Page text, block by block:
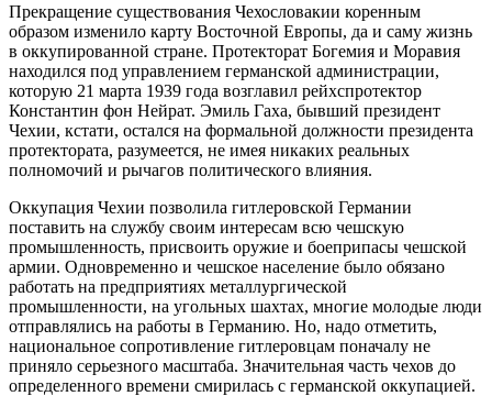
Прекращение существования Чехословакии коренным
образом изменило карту Восточной Европы, да и саму жизнь
в оккупированной стране. Протекторат Богемия и Моравия
находился под управлением германской администрации,
которую 21 марта 1939 года возглавил рейхспротектор
Константин фон Нейрат. Эмиль Гаха, бывший президент
Чехии, кстати, остался на формальной должности президента
протектората, разумеется, не имея никаких реальных
полномочий и рычагов политического влияния.
Оккупация Чехии позволила гитлеровской Германии
поставить на службу своим интересам всю чешскую
промышленность, присвоить оружие и боеприпасы чешской
армии. Одновременно и чешское население было обязано
работать на предприятиях металлургической
промышленности, на угольных шахтах, многие молодые люди
отправлялись на работы в Германию. Но, надо отметить,
национальное сопротивление гитлеровцам поначалу не
приняло серьезного масштаба. Значительная часть чехов до
определенного времени смирилась с германской оккупацией.